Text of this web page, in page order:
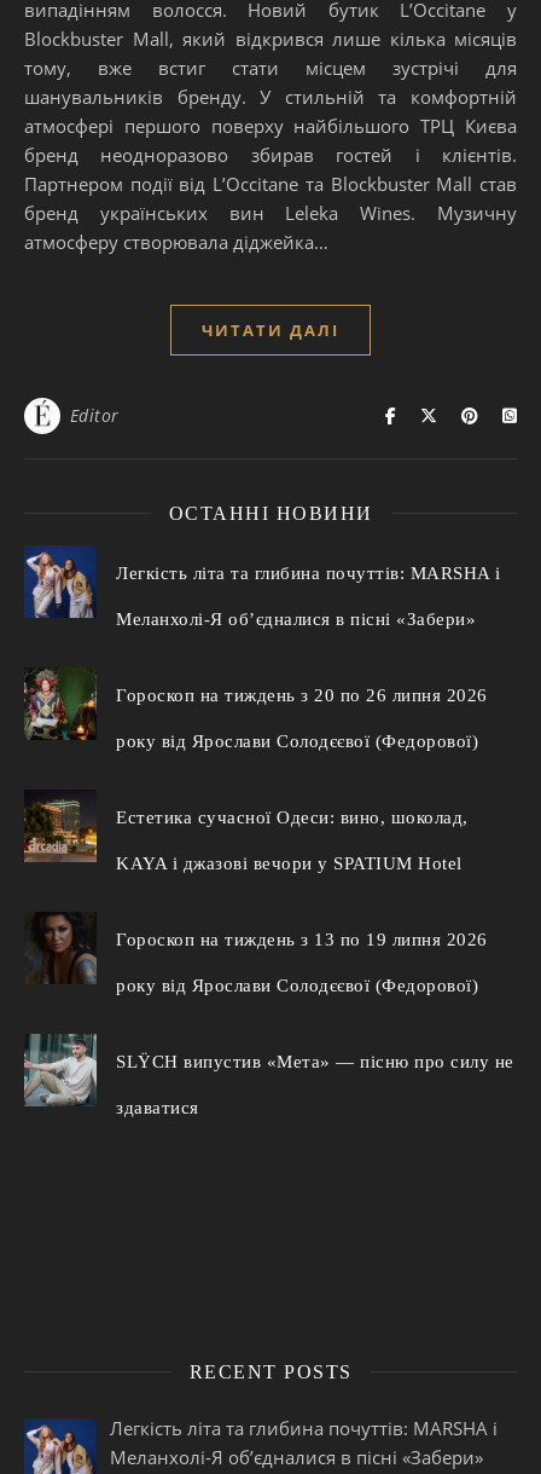
випадінням волосся. Новий бутик LʼOccitane у
Blockbuster Mall, який відкрився лише кілька місяців
тому, вже встиг стати місцем зустрічі для
шанувальників бренду. У стильній та комфортній
атмосфері першого поверху найбільшого ТРЦ Києва
бренд неодноразово збирав гостей і клієнтів.
Партнером події від LʼOccitane та Blockbuster Mall став
бренд українських вин Leleka Wines. Музичну
атмосферу створювала діджейка…
ЧИТАТИ ДАЛІ
Editor
ОСТАННІ НОВИНИ
Легкість літа та глибина почуттів: MARSHA і
Меланхолі-Я об’єдналися в пісні «Забери»
Гороскоп на тиждень з 20 по 26 липня 2026
року від Ярослави Солодєєвої (Федорової)
Естетика сучасної Одеси: вино, шоколад,
KAYA і джазові вечори у SPATIUM Hotel
Гороскоп на тиждень з 13 по 19 липня 2026
року від Ярослави Солодєєвої (Федорової)
SLŸCH випустив «Мета» — пісню про силу не
здаватися
RECENT POSTS
Легкість літа та глибина почуттів: MARSHA і
Меланхолі-Я об’єдналися в пісні «Забери»